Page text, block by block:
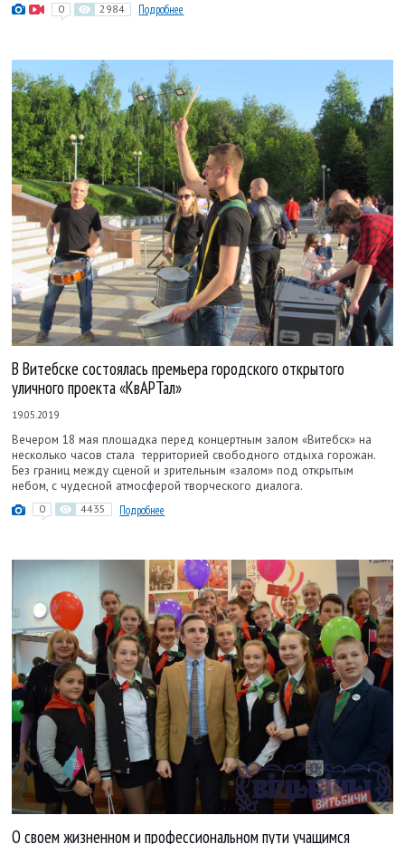
0 2984 Подробнее
В Витебске состоялась премьера городского открытого
уличного проекта «КвАРТал»
19.05.2019
Вечером 18 мая площадка перед концертным залом «Витебск» на
несколько часов стала территорией свободного отдыха горожан.
Без границ между сценой и зрительным «залом» под открытым
небом, с чудесной атмосферой творческого диалога.
0 4435 Подробнее
О своем жизненном и профессиональном пути учащимся